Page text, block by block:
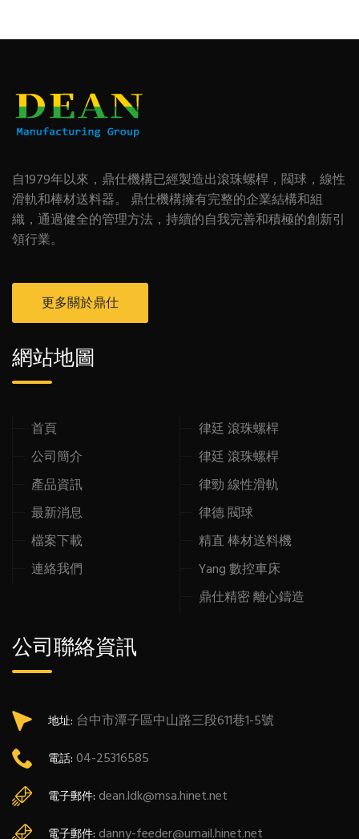
自1979年以來，鼎仕機構已經製造出滾珠螺桿，閥球，線性
滑軌和棒材送料器。 鼎仕機構擁有完整的企業結構和組
織，通過健全的管理方法，持續的自我完善和積極的創新引
領行業。
更多關於鼎仕
網站地圖
首頁
公司簡介
產品資訊
最新消息
檔案下載
連絡我們
律廷 滾珠螺桿
律廷 滾珠螺桿
律勁 線性滑軌
律德 閥球
精直 棒材送料機
Yang 數控車床
鼎仕精密 離心鑄造
公司聯絡資訊
地址: 台中市潭子區中山路三段611巷1-5號
電話: 04-25316585
電子郵件: dean.ldk@msa.hinet.net
電子郵件: danny-feeder@umail.hinet.net